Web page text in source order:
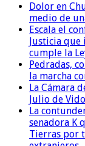
Dolor en
medio de
Escala el
Justicia
cumple la
Pedradas,
la marcha
La Cámara
Julio de
La
senadora K
Tierras por